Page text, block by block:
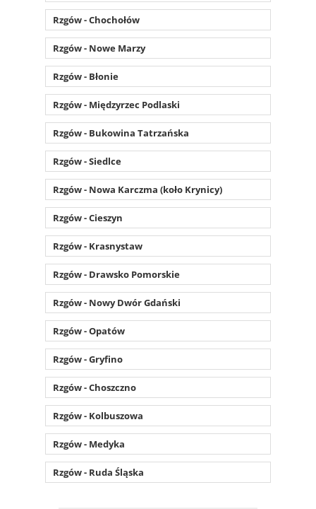
Rzgów - Chochołów
Rzgów - Nowe Marzy
Rzgów - Błonie
Rzgów - Międzyrzec Podlaski
Rzgów - Bukowina Tatrzańska
Rzgów - Siedlce
Rzgów - Nowa Karczma (koło Krynicy)
Rzgów - Cieszyn
Rzgów - Krasnystaw
Rzgów - Drawsko Pomorskie
Rzgów - Nowy Dwór Gdański
Rzgów - Opatów
Rzgów - Gryfino
Rzgów - Choszczno
Rzgów - Kolbuszowa
Rzgów - Medyka
Rzgów - Ruda Śląska